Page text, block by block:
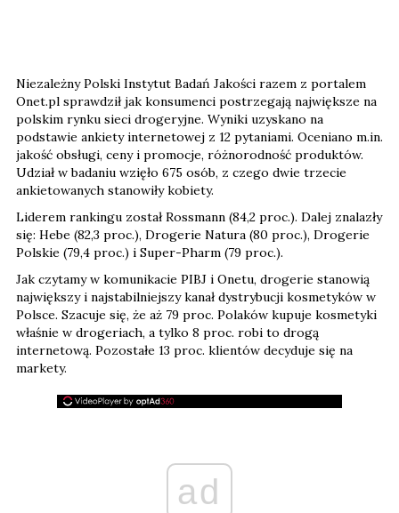
Niezależny Polski Instytut Badań Jakości razem z portalem
Onet.pl sprawdził jak konsumenci postrzegają największe na
polskim rynku sieci drogeryjne. Wyniki uzyskano na
podstawie ankiety internetowej z 12 pytaniami. Oceniano m.in.
jakość obsługi, ceny i promocje, różnorodność produktów.
Udział w badaniu wzięło 675 osób, z czego dwie trzecie
ankietowanych stanowiły kobiety.
Liderem rankingu został Rossmann (84,2 proc.). Dalej znalazły
się: Hebe (82,3 proc.), Drogerie Natura (80 proc.), Drogerie
Polskie (79,4 proc.) i Super-Pharm (79 proc.).
Jak czytamy w komunikacie PIBJ i Onetu, drogerie stanowią
największy i najstabilniejszy kanał dystrybucji kosmetyków w
Polsce. Szacuje się, że aż 79 proc. Polaków kupuje kosmetyki
właśnie w drogeriach, a tylko 8 proc. robi to drogą
internetową. Pozostałe 13 proc. klientów decyduje się na
markety.
ad